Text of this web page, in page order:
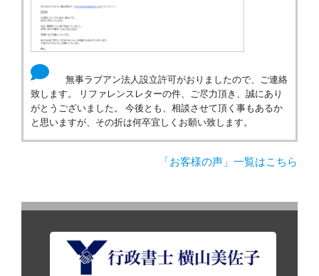
無事ラブアン法人設立許可がおりましたので、ご連絡
致します。 リファレンスレターの件、ご尽力頂き、誠にあり
がとうございました。 今後とも、相談させて頂く事もあるか
と思いますが、その折は何卒宜しくお願い致します。
「お客様の声」一覧はこちら